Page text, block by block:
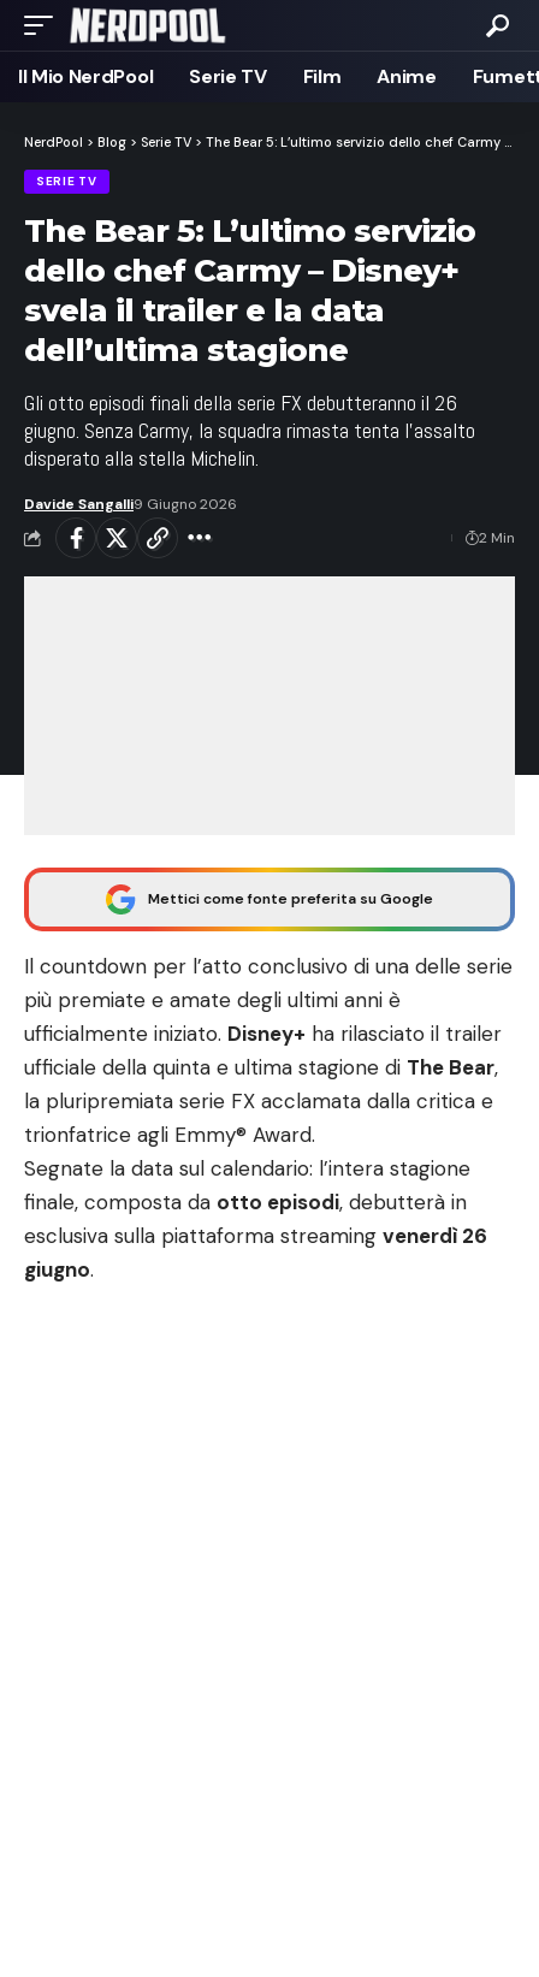
Il Mio NerdPool Serie TV Film Anime
NerdPool > Blog > Serie TV > The Bear 5: L’ultimo servizio dello chef Carmy – Disney+ svela il trailer e la data dell’ultima stagione
SERIE TV
The Bear 5: L’ultimo servizio
dello chef Carmy – Disney+
svela il trailer e la data
dell’ultima stagione
Gli otto episodi finali della serie FX debutteranno il 26
giugno. Senza Carmy, la squadra rimasta tenta l'assalto
disperato alla stella Michelin.
Davide Sangalli9 Giugno 2026
2 Min
Mettici come fonte preferita su Google
Il countdown per l’atto conclusivo di una delle serie
più premiate e amate degli ultimi anni è
ufficialmente iniziato. Disney+ ha rilasciato il trailer
ufficiale della quinta e ultima stagione di The Bear,
la pluripremiata serie FX acclamata dalla critica e
trionfatrice agli Emmy® Award.
Segnate la data sul calendario: l’intera stagione
finale, composta da otto episodi, debutterà in
esclusiva sulla piattaforma streaming venerdì 26
giugno.